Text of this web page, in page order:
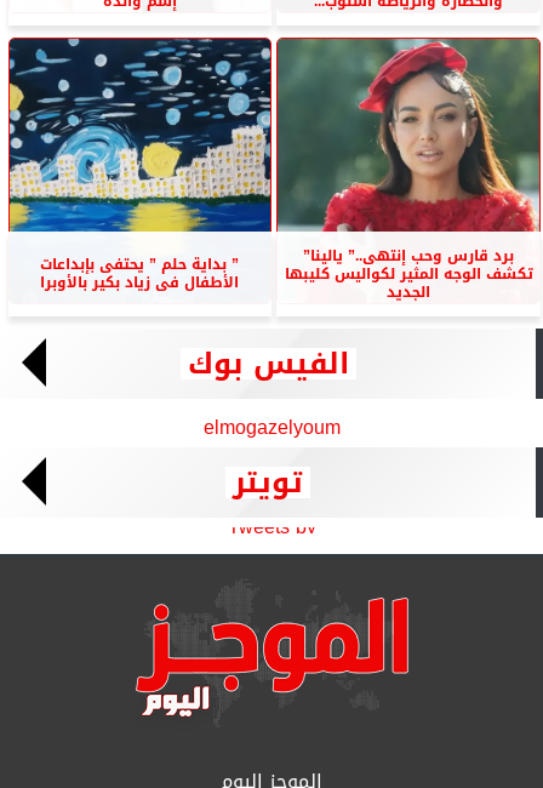
برد قارس وحب إنتهى..” يالينا”
تكشف الوجه المثير لكواليس كليبها
الجديد
” بداية حلم ” يحتفى بإبداعات
الأطفال فى زياد بكير بالأوبرا
الفيس بوك
elmogazelyoum
تويتر
Tweets by